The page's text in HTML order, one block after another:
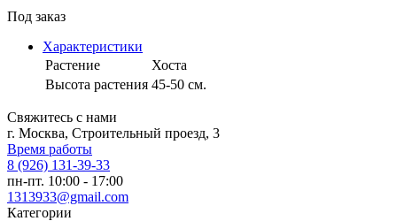
Под заказ
Характеристики
Растение
Хоста
Высота растения 45-50 см.
Свяжитесь с нами
г. Москва, Строительный проезд, 3
Время работы
8 (926) 131-39-33
пн-пт. 10:00 - 17:00
1313933@gmail.com
Категории